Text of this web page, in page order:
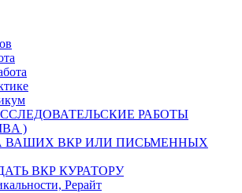
РАБОТЫ
)
ВАШИХ ВКР ИЛИ ПИСЬМЕННЫХ
ВКР КУРАТОРУ
Рерайт